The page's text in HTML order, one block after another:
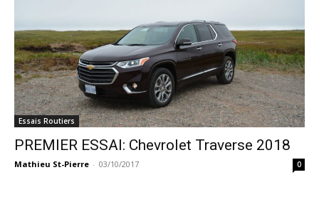
Essais Routiers
PREMIER ESSAI: Chevrolet Traverse 2018
Mathieu St-Pierre - 03/10/2017 0